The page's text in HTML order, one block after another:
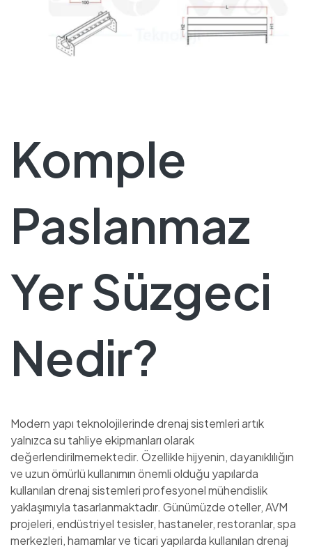
Komple
Paslanmaz
Yer Süzgeci
Nedir?
Modern yapı teknolojilerinde drenaj sistemleri artık
yalnızca su tahliye ekipmanları olarak
değerlendirilmemektedir. Özellikle hijyenin, dayanıklılığın
ve uzun ömürlü kullanımın önemli olduğu yapılarda
kullanılan drenaj sistemleri profesyonel mühendislik
yaklaşımıyla tasarlanmaktadır. Günümüzde oteller, AVM
projeleri, endüstriyel tesisler, hastaneler, restoranlar, spa
merkezleri, hamamlar ve ticari yapılarda kullanılan drenaj